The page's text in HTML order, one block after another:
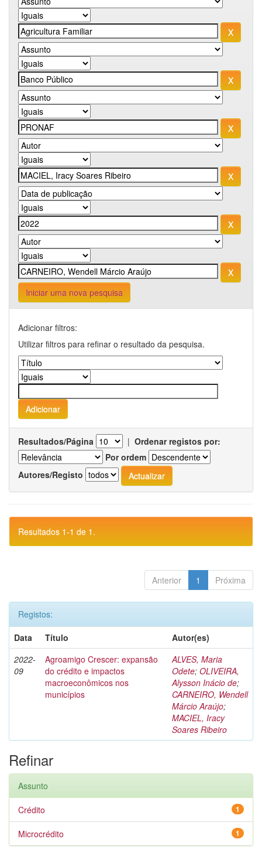
Iniciar uma nova pesquisa
Adicionar filtros:
Utilizar filtros para refinar o resultado da pesquisa.
Resultados/Página | Ordenar registos por:
Por ordem
Autores/Registo
Resultados 1-1 de 1.
Anterior 1 Próxima
Registos:
Data
Título
Autor(es)
2022-
09
Agroamigo Crescer: expansão
do crédito e impactos
macroeconômicos nos
municípios
ALVES, Maria
Odete; OLIVEIRA,
Alysson Inácio de;
CARNEIRO, Wendell
Márcio Araújo;
MACIEL, Iracy
Soares Ribeiro
Refinar
Assunto
1
Crédito
1
Microcrédito